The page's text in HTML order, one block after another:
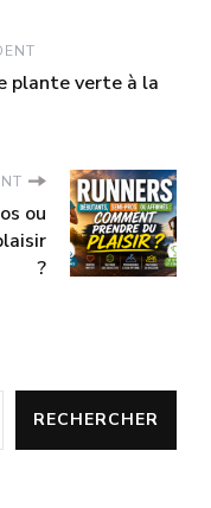
plante verte à la
ou
?
RECHERCHER